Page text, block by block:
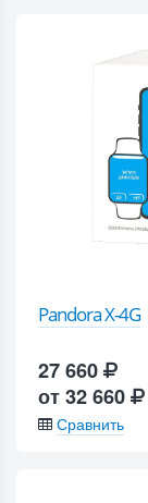
Pandora X-4G
27 660
от 32 660
Сравнить